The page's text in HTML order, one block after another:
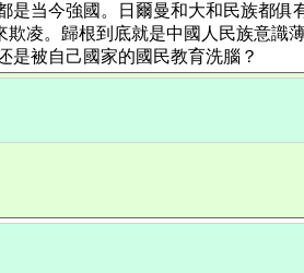
当今強國。日爾曼和大和民族都
凌。歸根到底就是中國人民族意識
, 还是被自己國家的國民教育洗腦？